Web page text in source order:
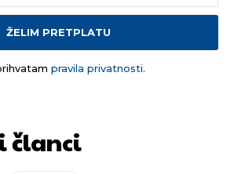
ŽELIM PRETPLATU
pravila privatnosti.
članci